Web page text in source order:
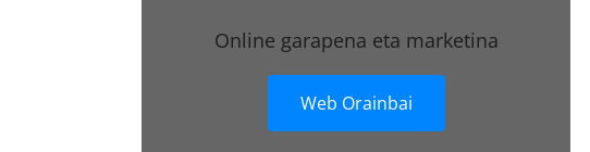
Online garapena eta marketina
Web Orainbai